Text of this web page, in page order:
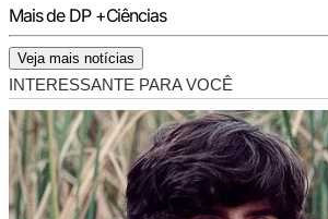
Mais de DP +Ciências
Veja mais notícias